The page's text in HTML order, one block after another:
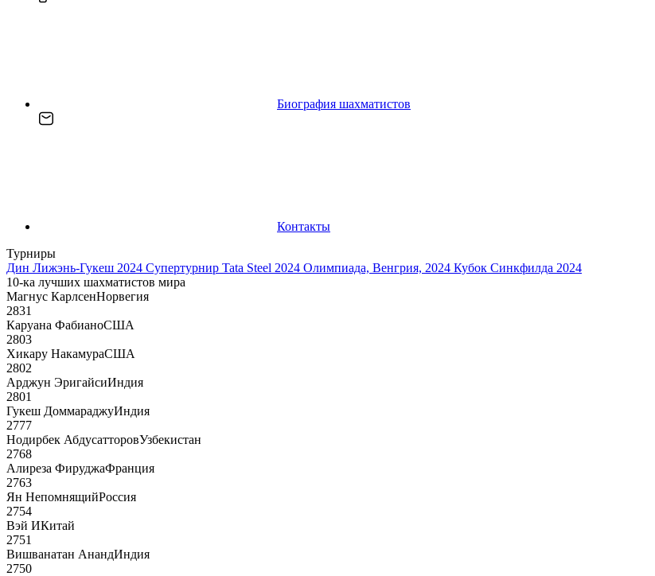
Биография шахматистов
Контакты
Турниры
Дин Лижэнь-Гукеш 2024 Супертурнир Tata Steel 2024 Олимпиада, Венгрия, 2024 Кубок Синкфилда 2024
10-ка лучших шахматистов мира
Магнус КарлсенНорвегия
2831
Каруана ФабианоСША
2803
Хикару НакамураСША
2802
Арджун ЭригайсиИндия
2801
Гукеш ДоммараджуИндия
2777
Нодирбек АбдусатторовУзбекистан
2768
Алиреза ФируджаФранция
2763
Ян НепомнящийРоссия
2754
Вэй ИКитай
2751
Вишванатан АнандИндия
2750